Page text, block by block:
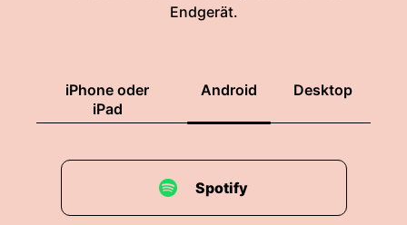
Endgerät.
iPhone oder
iPad
Android Desktop
Spotify